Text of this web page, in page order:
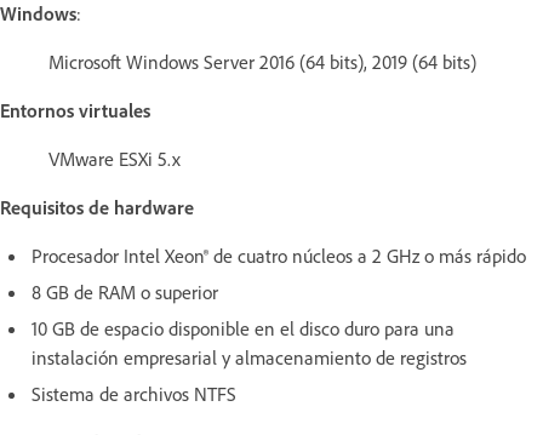
Windows:
Microsoft Windows Server 2016 (64 bits), 2019 (64 bits)
Entornos virtuales
VMware ESXi 5.x
Requisitos de hardware
Procesador Intel Xeon® de cuatro núcleos a 2 GHz o más rápido
8 GB de RAM o superior
10 GB de espacio disponible en el disco duro para una
instalación empresarial y almacenamiento de registros
Sistema de archivos NTFS